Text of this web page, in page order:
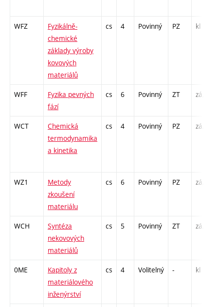
WFZ
Fyzikálně-
chemické
základy výroby
kovových
materiálů
cs 4 Povinný PZ kl
WFF
Fyzika pevných
fází
cs 6 Povinný ZT zá,zk
WCT
Chemická
termodynamika
a kinetika
cs 4 Povinný PZ zá,zk
WZ1
Metody
zkoušení
materiálu
cs 6 Povinný PZ zá,zk
WCH
Syntéza
nekovových
materiálů
cs 5 Povinný ZT zá,zk
0ME
Kapitoly z
materiálového
inženýrství
cs 4 Volitelný - kl